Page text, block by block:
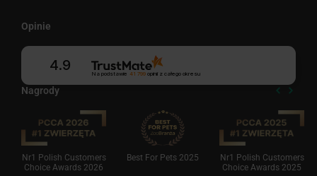
Nagrody
Nr1 Polish Customers
Choice Awards 2026
Best For Pets 2025
Nr1 Polish Customers
Choice Awards 2025
Opinie
4.9
Na podstawie 41 799opinii z całego okresu